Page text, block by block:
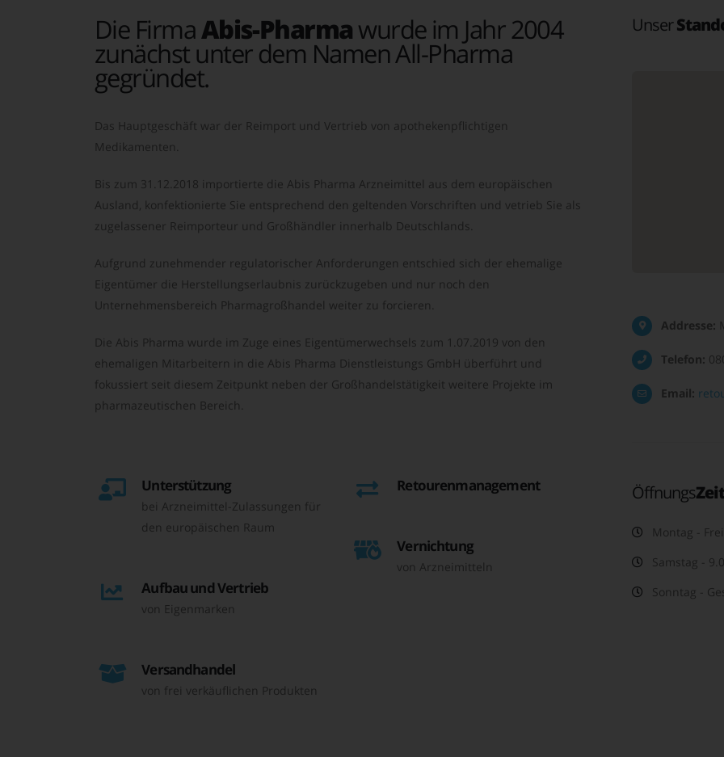
Die FirmaAbis-Pharmawurde im Jahr 2004
zunächst unter dem Namen All-Pharma
gegründet.
Das Hauptgeschäft war der Reimport und Vertrieb von apothekenpflichtigen
Medikamenten.
Bis zum 31.12.2018 importierte die Abis Pharma Arzneimittel aus dem europäischen
Ausland, konfektionierte Sie entsprechend den geltenden Vorschriften und vetrieb Sie als
zugelassener Reimporteur und Großhändler innerhalb Deutschlands.
Aufgrund zunehmender regulatorischer Anforderungen entschied sich der ehemalige
Eigentümer die Herstellungserlaubnis zurückzugeben und nur noch den
Unternehmensbereich Pharmagroßhandel weiter zu forcieren.
Die Abis Pharma wurde im Zuge eines Eigentümerwechsels zum 1.07.2019 von den
ehemaligen Mitarbeitern in die Abis Pharma Dienstleistungs GmbH überführt und
fokussiert seit diesem Zeitpunkt neben der Großhandelstätigkeit weitere Projekte im
pharmazeutischen Bereich.
Unterstützung
bei Arzneimittel-Zulassungen für
den europäischen Raum
Aufbau und Vertrieb
von Eigenmarken
Versandhandel
von frei verkäuflichen Produkten
Retourenmanagement
Vernichtung
von Arzneimitteln
Unser
Addresse:
Telefon:
Email:
Öffnungs
Montag -
Samstag -
Sonntag -